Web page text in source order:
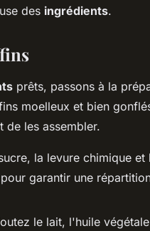
des ingrédients.
prêts, passons à la
moelleux et bien
de les assembler.
la levure chimique et
garantir une
le lait, l'huile